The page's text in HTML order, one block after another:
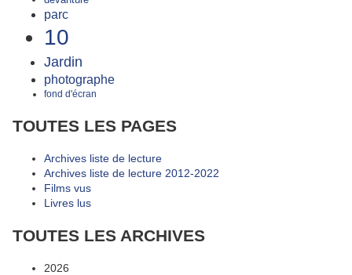
parc
10
Jardin
photographe
fond d'écran
TOUTES LES PAGES
Archives liste de lecture
Archives liste de lecture 2012-2022
Films vus
Livres lus
TOUTES LES ARCHIVES
2026